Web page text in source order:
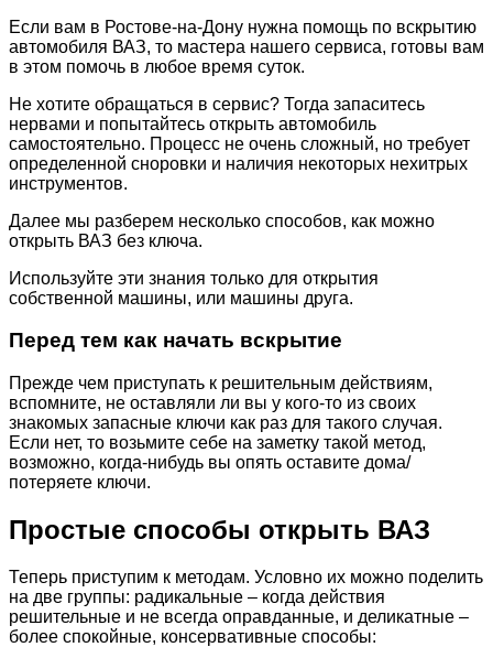
Если вам в Ростове-на-Дону нужна помощь по вскрытию
автомобиля ВАЗ, то мастера нашего сервиса, готовы вам
в этом помочь в любое время суток.
Не хотите обращаться в сервис? Тогда запаситесь
нервами и попытайтесь открыть автомобиль
самостоятельно. Процесс не очень сложный, но требует
определенной сноровки и наличия некоторых нехитрых
инструментов.
Далее мы разберем несколько способов, как можно
открыть ВАЗ без ключа.
Используйте эти знания только для открытия
собственной машины, или машины друга.
Перед тем как начать вскрытие
Прежде чем приступать к решительным действиям,
вспомните, не оставляли ли вы у кого-то из своих
знакомых запасные ключи как раз для такого случая.
Если нет, то возьмите себе на заметку такой метод,
возможно, когда-нибудь вы опять оставите дома/
потеряете ключи.
Простые способы открыть ВАЗ
Теперь приступим к методам. Условно их можно поделить
на две группы: радикальные – когда действия
решительные и не всегда оправданные, и деликатные –
более спокойные, консервативные способы: